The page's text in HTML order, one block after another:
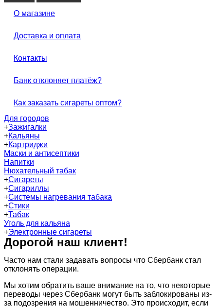
О магазине
Доставка и оплата
Контакты
Банк отклоняет платёж?
Как заказать сигареты оптом?
Для городов
+Зажигалки
+Кальяны
+Картриджи
Маски и антисептики
Напитки
Нюхательный табак
+Сигареты
+Сигариллы
+Системы нагревания табака
+Стики
+Табак
Уголь для кальяна
+Электронные сигареты
Дорогой наш клиент!
Часто нам стали задавать вопросы что Сбербанк стал
отклонять операции.
Мы хотим обратить ваше внимание на то, что некоторые
переводы через Сбербанк могут быть заблокированы из-
за подозрения на мошенничество. Это происходит, если